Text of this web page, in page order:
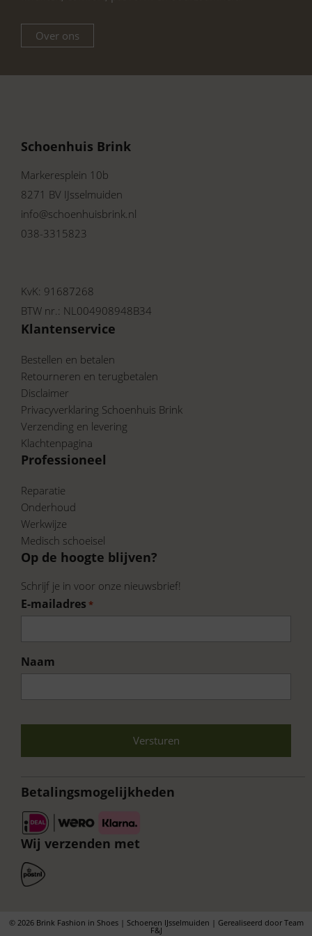
Over ons
Schoenhuis Brink
Markeresplein 10b
8271 BV IJsselmuiden
info@schoenhuisbrink.nl
038-3315823
KvK: 91687268
BTW nr.: NL004908948B34
Klantenservice
Bestellen en betalen
Retourneren en terugbetalen
Disclaimer
Privacyverklaring Schoenhuis Brink
Verzending en levering
Klachtenpagina
Professioneel
Reparatie
Onderhoud
Werkwijze
Medisch schoeisel
Op de hoogte blijven?
Schrijf je in voor onze nieuwsbrief!
E-mailadres *
Naam
CAPTCHA
Betalingsmogelijkheden
Wij verzenden met
© 2026 Brink Fashion in Shoes | Schoenen IJsselmuiden | Gerealiseerd door Team
F&J